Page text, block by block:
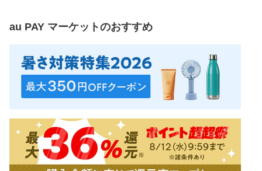
au PAY マーケットのおすすめ